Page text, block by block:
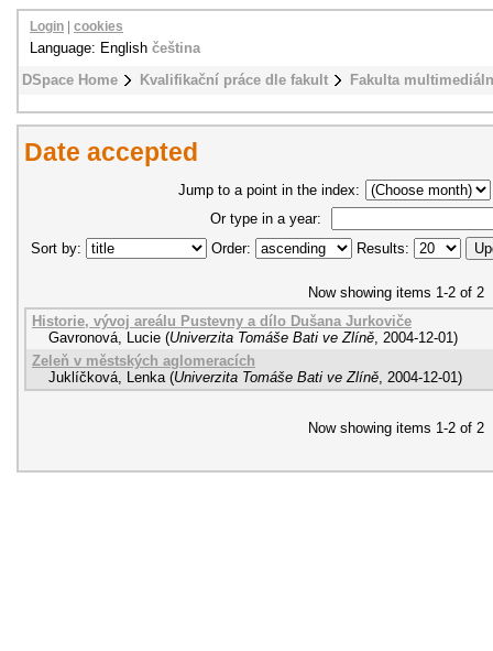
DSpace Home Kvalifikační práce dle fakult Fakulta
Login cookies
Language: English čeština
Date accepted
Jump to a point in the index:
Or type in a year:
Sort by:
Order: Results:
Now showing items 1-2 of 2
Historie, vývoj areálu Pustevny a dílo Dušana Jurkoviče
Gavronová, Lucie (Univerzita Tomáše Bati ve Zlíně, 2004-12-01)
Zeleň v městských aglomeracích
Juklíčková, Lenka (Univerzita Tomáše Bati ve Zlíně, 2004-12-01)
Now showing items 1-2 of 2